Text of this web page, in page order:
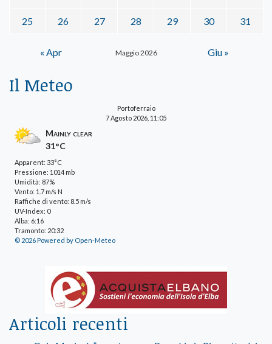
Maggio 2026
25 26 27 28 29 30 31
« Apr Giu »
Il Meteo
Portoferraio
7 Agosto 2026, 11:05
Mainly clear
31°C
Apparent: 33°C
Pressione: 1014 mb
Umidità: 87%
Vento: 1.7 m/s N
Raffiche di vento: 8.5 m/s
UV-Index: 0
Alba: 6:16
Tramonto: 20:32
© 2026 Powered by Open-Meteo
Articoli recenti